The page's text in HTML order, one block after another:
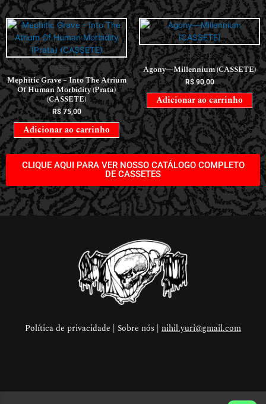
CASSETES
Mephitic Grave – Into The Atrium
Of Human Morbidity (Prata)
(CASSETE)
R$75,00
Adicionar ao carrinho
CASSETES
Agony—Millennium (CASSETE)
R$90,00
Adicionar ao carrinho
CLIQUE AQUI PARA VER NOSSO CATÁLOGO COMPLETO
DE CASSETES
Política de privacidade | Sobre nós | nihil.yuri@gmail.com